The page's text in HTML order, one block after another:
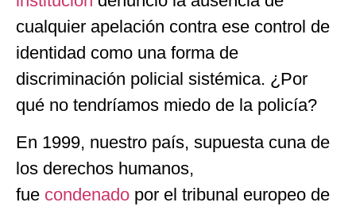
cualquier apelación contra ese control de
identidad como una forma de
discriminación policial sistémica. ¿Por
qué no tendríamos miedo de la policía?
En 1999, nuestro país, supuesta cuna de
los derechos humanos,
fue condenado por el tribunal europeo de